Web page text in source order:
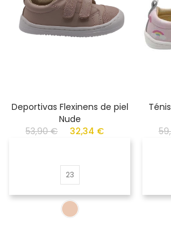
Deportivas Flexinens de piel
Nude
53,90 €
32,34 €
23